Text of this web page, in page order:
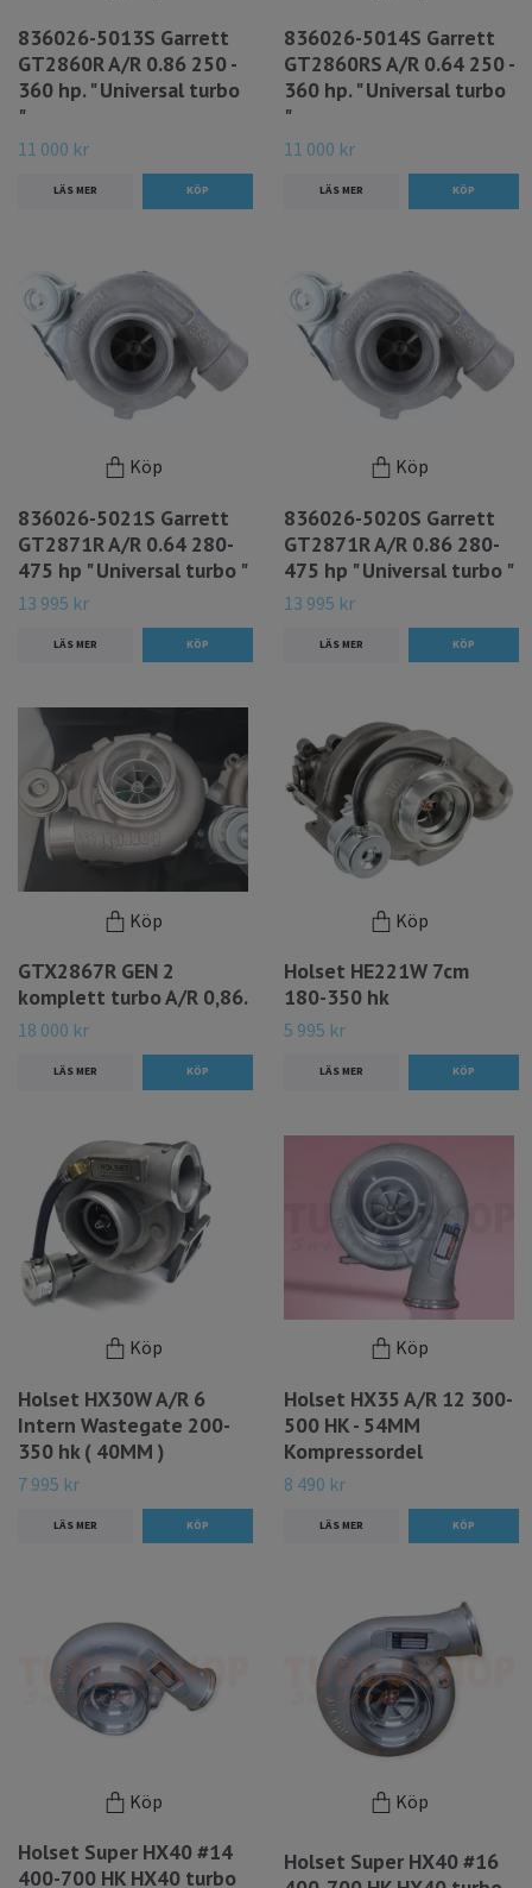
836026-5013S Garrett
GT2860R A/R 0.86 250 -
360 hp. " Universal turbo
"
11 000 kr
LÄS MER
836026-5014S Garrett
GT2860RS A/R 0.64 250 -
360 hp. " Universal turbo
"
11 000 kr
LÄS MER
Köp
836026-5021S Garrett
GT2871R A/R 0.64 280-
475 hp " Universal turbo "
13 995 kr
LÄS MER
Köp
836026-5020S Garrett
GT2871R A/R 0.86 280-
475 hp " Universal turbo "
13 995 kr
LÄS MER
Köp
GTX2867R GEN 2
komplett turbo A/R 0,86.
18 000 kr
LÄS MER
Köp
Holset HE221W 7cm
180-350 hk
5 995 kr
LÄS MER
Köp
Holset HX30W A/R 6
Intern Wastegate 200-
350 hk ( 40MM )
7 995 kr
LÄS MER
Köp
Holset HX35 A/R 12 300-
500 HK - 54MM
Kompressordel
8 490 kr
LÄS MER
Köp
Holset Super HX40 #14
400-700 HK HX40 turbo
Köp
Holset Super HX40 #16